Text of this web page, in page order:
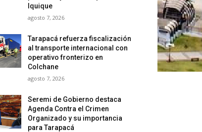
Iquique
agosto 7, 2026
Tarapacá refuerza fiscalización
al transporte internacional con
operativo fronterizo en
Colchane
agosto 7, 2026
Seremi de Gobierno destaca
Agenda Contra el Crimen
Organizado y su importancia
para Tarapacá